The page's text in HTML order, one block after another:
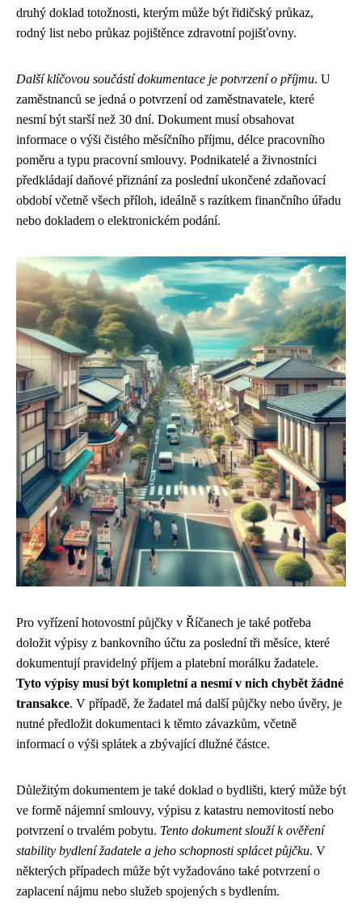
druhý doklad totožnosti, kterým může být řidičský průkaz,
rodný list nebo průkaz pojištěnce zdravotní pojišťovny.
Další klíčovou součástí dokumentace je potvrzení o příjmu. U
zaměstnanců se jedná o potvrzení od zaměstnavatele, které
nesmí být starší než 30 dní. Dokument musí obsahovat
informace o výši čistého měsíčního příjmu, délce pracovního
poměru a typu pracovní smlouvy. Podnikatelé a živnostníci
předkládají daňové přiznání za poslední ukončené zdaňovací
období včetně všech příloh, ideálně s razítkem finančního úřadu
nebo dokladem o elektronickém podání.
Pro vyřízení hotovostní půjčky v Říčanech je také potřeba
doložit výpisy z bankovního účtu za poslední tři měsíce, které
dokumentují pravidelný příjem a platební morálku žadatele.
Tyto výpisy musí být kompletní a nesmí v nich chybět žádné
transakce. V případě, že žadatel má další půjčky nebo úvěry, je
nutné předložit dokumentaci k těmto závazkům, včetně
informací o výši splátek a zbývající dlužné částce.
Důležitým dokumentem je také doklad o bydlišti, který může být
ve formě nájemní smlouvy, výpisu z katastru nemovitostí nebo
potvrzení o trvalém pobytu. Tento dokument slouží k ověření
stability bydlení žadatele a jeho schopnosti splácet půjčku. V
některých případech může být vyžadováno také potvrzení o
zaplacení nájmu nebo služeb spojených s bydlením.